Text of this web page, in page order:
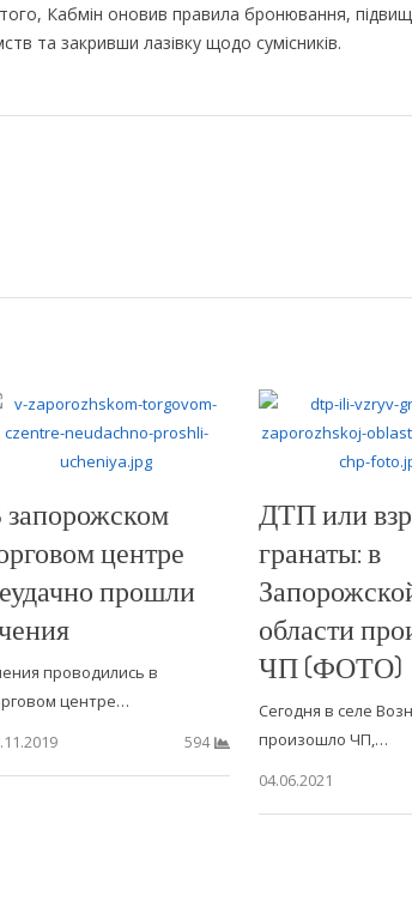
Кабмін оновив правила бронювання,
та закривши лазівку щодо сумісників.
центре
прошли
проводились в
центре…
594
ДТП или
гранаты: в
области
ЧП (ФОТО)
Сегодня в селе
произошло ЧП,…
04.06.2021